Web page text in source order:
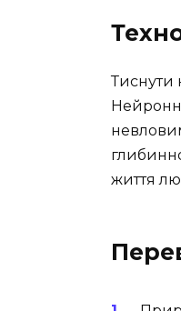
Тиснути
життя